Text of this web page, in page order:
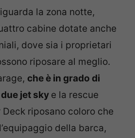
la zona notte,
cabine dotate anche
dove sia i proprietari
riposare al meglio.
che è in grado di
jet sky e la rescue
riposano coloro che
della barca,